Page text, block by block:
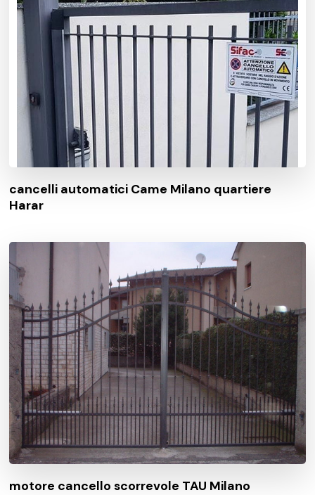
cancelli automatici Came Milano quartiere
Harar
motore cancello scorrevole TAU Milano